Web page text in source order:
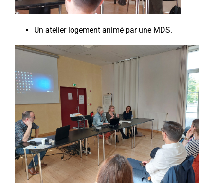
Un atelier logement animé par une MDS.